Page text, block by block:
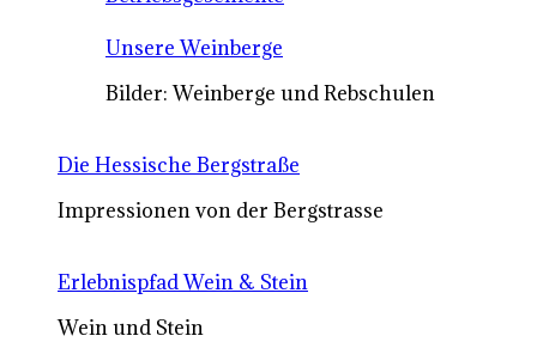
Unsere Weinberge
Bilder: Weinberge und Rebschulen
Die Hessische Bergstraße
Impressionen von der Bergstrasse
Erlebnispfad Wein & Stein
Wein und Stein